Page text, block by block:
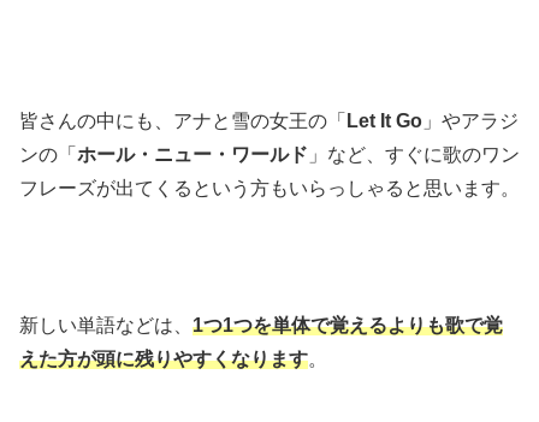
皆さんの中にも、アナと雪の女王の「 Let It Go 」やアラジ
ンの「 ホール・ニュー・ワールド 」など、すぐに歌のワン
フレーズが出てくるという方もいらっしゃると思います。
新しい単語などは、 1つ1つを単体で覚えるよりも歌で覚
えた方が頭に残りやすくなります。